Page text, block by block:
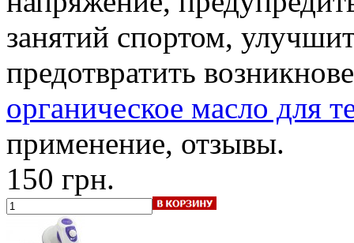
занятий спортом,
предотвратить
органическое масло для
применение, отзывы.
150 грн.